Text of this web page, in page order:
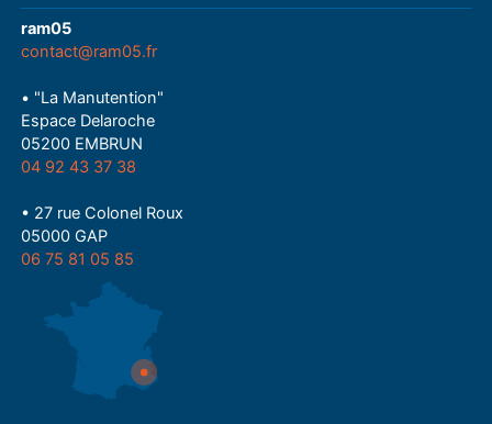
ram05
contact@ram05.fr
• "La Manutention"
Espace Delaroche
05200 EMBRUN
04 92 43 37 38
• 27 rue Colonel Roux
05000 GAP
06 75 81 05 85